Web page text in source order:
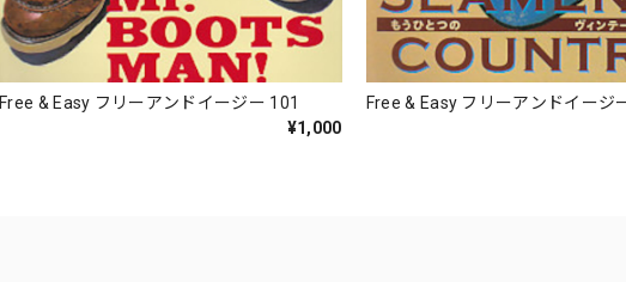
Free & Easy フリーアンドイージー 101
¥1,000
Free & Easy フリーアンドイージ